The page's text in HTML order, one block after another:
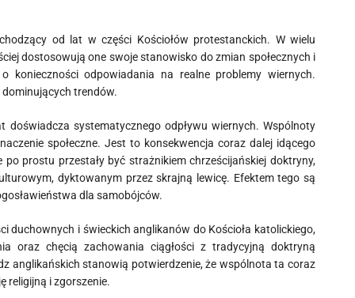
od lat w części Kościołów protestanckich. W wielu
dostosowują one swoje stanowisko do zmian społecznych i
konieczności odpowiadania na realne problemy wiernych.
trendów.
systematycznego odpływu wiernych. Wspólnoty
społeczne. Jest to konsekwencja coraz dalej idącego
prostu przestały być strażnikiem chrześcijańskiej doktryny,
dyktowanym przez skrajną lewicę. Efektem tego są
dla samobójców.
duchownych i świeckich anglikanów do Kościoła katolickiego,
oraz chęcią zachowania ciągłości z tradycyjną doktryną
anglikańskich stanowią potwierdzenie, że wspólnota ta coraz
religijną i zgorszenie.